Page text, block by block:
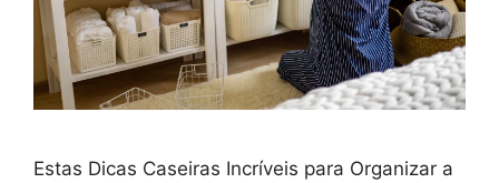
Estas Dicas Caseiras Incríveis para Organizar a